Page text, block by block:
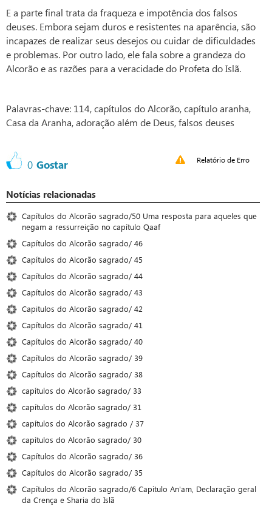
E a parte final trata da fraqueza e impotência dos falsos
deuses. Embora sejam duros e resistentes na aparência, são
incapazes de realizar seus desejos ou cuidar de dificuldades
e problemas. Por outro lado, ele fala sobre a grandeza do
Alcorão e as razões para a veracidade do Profeta do Islã.
Palavras-chave: 114, capítulos do Alcorão, capítulo aranha,
Casa da Aranha, adoração além de Deus, falsos deuses
0 Gostar Relatório de Erro
Notícias relacionadas
Capítulos do Alcorão sagrado/50 Uma resposta para aqueles que
negam a ressurreição no capítulo Qaaf
Capítulos do Alcorão sagrado/ 46
Capítulos do Alcorão sagrado/ 45
Capítulos do Alcorão sagrado/ 44
Capítulos do Alcorão sagrado/ 43
Capitulos do Alcorão sagrado/ 42
Capítulos do Alcorão sagrado/ 41
Capítulos do Alcorão sagrado/ 40
Capítulos do Alcorão sagrado/ 39
Capítulos do Alcorão sagrado/ 38
capítulos do Alcorão sagrado/ 33
capítulos do Alcorão sagrado/ 31
capítulos do Alcorão sagrado / 37
capítulos do Alcorão sagrado/ 30
Capítulos do Alcorão sagrado/ 36
Capítulos do Alcorão sagrado/ 35
Capítulos do Alcorão sagrado/6 Capítulo An'am, Declaração geral
da Crença e Sharia do Islã